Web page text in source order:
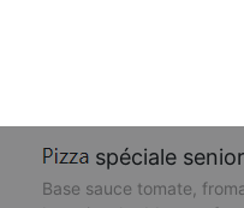
spéciale senior
Base sauce tomate,